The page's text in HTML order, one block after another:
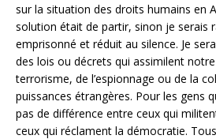
sur la situation des droits humains en
solution était de partir, sinon je serais
emprisonné et réduit au silence. Je
des lois ou décrets qui assimilent
terrorisme, de l’espionnage ou de la
puissances étrangères. Pour les gens
pas de différence entre ceux qui
ceux qui réclament la démocratie.